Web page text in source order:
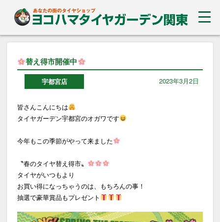
替え得市開催中
宇都宮店 2023年3月2日
皆さんこんにちは
タイヤガーデン宇都宮のオガワです
今年もこの季節がやって来ました
〝春のタイヤ替え得市〟
タイヤがいつもより
お買い得になっちゃうのは、もちろんの事！
抽選で豪華賞品もプレゼント